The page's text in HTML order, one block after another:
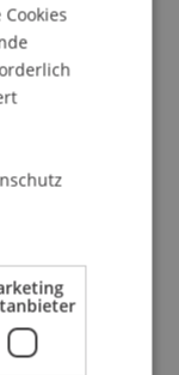
Bachelor-
Architektur
der
den